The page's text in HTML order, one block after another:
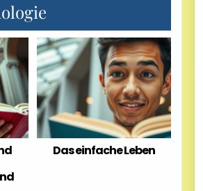
Das einfache Leben